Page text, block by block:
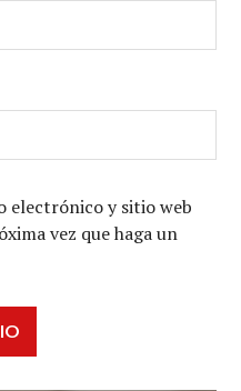
electrónico y sitio web
vez que haga un